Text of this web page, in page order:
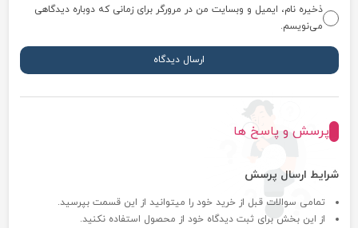
ذخیره نام، ایمیل و وبسایت من در مرورگر برای زمانی که دوباره دیدگاهی
می‌نویسم.
پرسش و پاسخ ها
شرایط ارسال پرسش
تمامی سوالات قبل از خرید خود را میتوانید از این قسمت بپرسید.
از این بخش برای ثبت دیدگاه خود از محصول استفاده نکنید.